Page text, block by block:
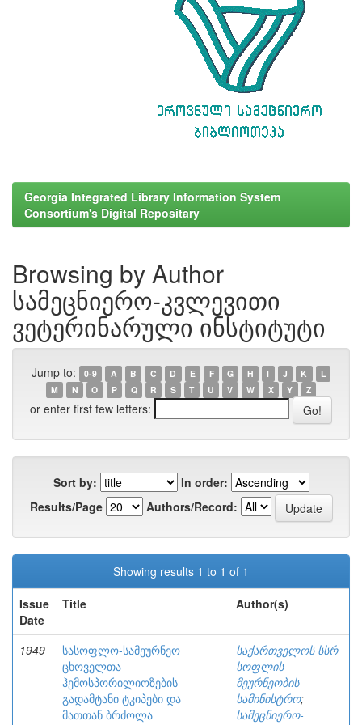
Georgia Integrated Library Information System
Consortium's Digital Repositary
Browsing by Author
სამეცნიერო-კვლევითი
ვეტერინარული ინსტიტუტი
Jump to: 0-9 A B C D E F G H I J K
L
M
N O P Q R S T U V W X Y Z
or enter first few letters:
Sort by:
In order:
Results/Page
Authors/Record:
Showing results 1 to 1 of 1
Issue
Date
Title Author(s)
1949
სასოფლო-სამეურნეო
ცხოველთა
ჰემოსპორილიოზების
გადამტანი ტკიპები და
მათთან ბრძოლა
საქართველოს სსრ
სოფლის
მეურნეობის
სამინისტრო;
სამეცნიერო-